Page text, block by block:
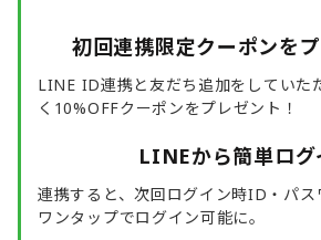
初回連携限定クーポンを
LINE ID連携と友だち追加をしていた
く10%OFFクーポンをプレゼント！
LINEから簡単ログ
連携すると、次回ログイン時ID・パス
ワンタップでログイン可能に。